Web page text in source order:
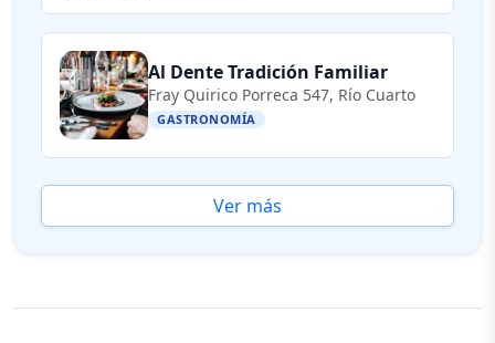
Al Dente Tradición Familiar
Fray Quirico Porreca 547, Río Cuarto
GASTRONOMÍA
Ver más